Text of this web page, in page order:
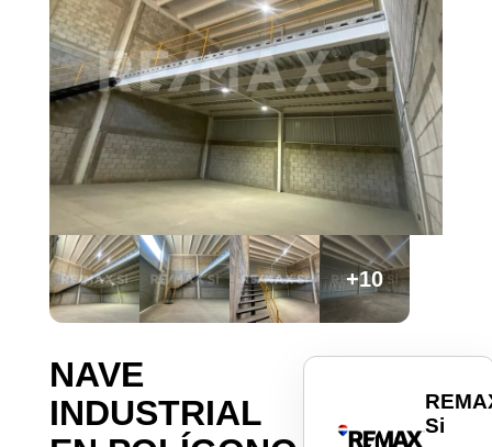
+10
NAVE
INDUSTRIAL
Si